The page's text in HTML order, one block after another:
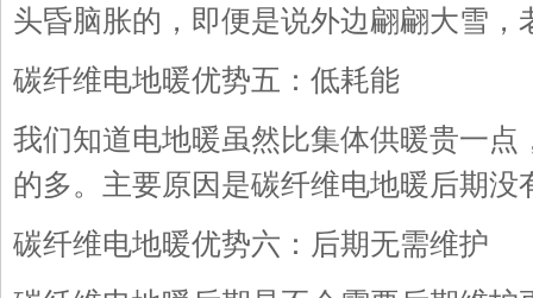
头昏脑胀的，即便是说外边翩翩大雪
碳纤维电地暖优势五：低耗能
我们知道电地暖虽然比集体供暖贵一
的多。主要原因是碳纤维电地暖后期没
碳纤维电地暖优势六：后期无需维护